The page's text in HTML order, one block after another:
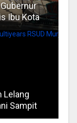
Ibu Kota
Lelang
Sampit